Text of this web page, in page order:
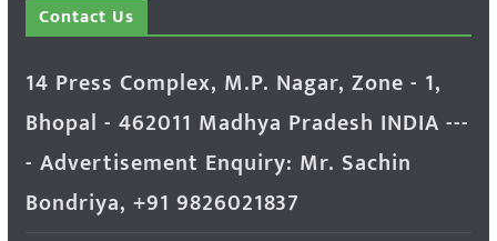
Contact Us
14 Press Complex, M.P. Nagar, Zone - 1,
Bhopal - 462011 Madhya Pradesh INDIA ---
- Advertisement Enquiry: Mr. Sachin
Bondriya, +91 9826021837